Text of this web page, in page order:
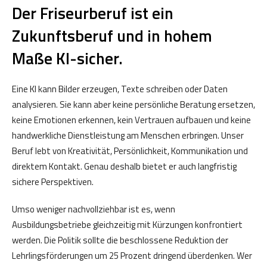
Der Friseurberuf ist ein
Zukunftsberuf und in hohem
Maße KI-sicher.
Eine KI kann Bilder erzeugen, Texte schreiben oder Daten
analysieren. Sie kann aber keine persönliche Beratung ersetzen,
keine Emotionen erkennen, kein Vertrauen aufbauen und keine
handwerkliche Dienstleistung am Menschen erbringen. Unser
Beruf lebt von Kreativität, Persönlichkeit, Kommunikation und
direktem Kontakt. Genau deshalb bietet er auch langfristig
sichere Perspektiven.
Umso weniger nachvollziehbar ist es, wenn
Ausbildungsbetriebe gleichzeitig mit Kürzungen konfrontiert
werden. Die Politik sollte die beschlossene Reduktion der
Lehrlingsförderungen um 25 Prozent dringend überdenken. Wer